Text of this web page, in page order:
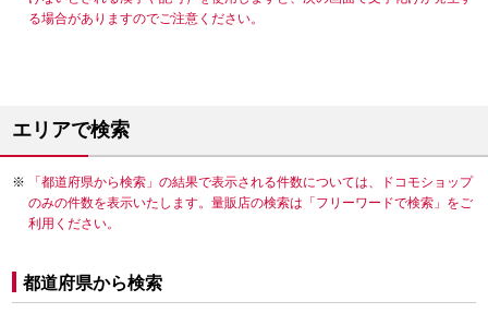
る場合がありますのでご注意ください。
エリアで検索
「都道府県から検索」の結果で表示される件数については、ドコモショップ
のみの件数を表示いたします。量販店の検索は「フリーワードで検索」をご
利用ください。
都道府県から検索